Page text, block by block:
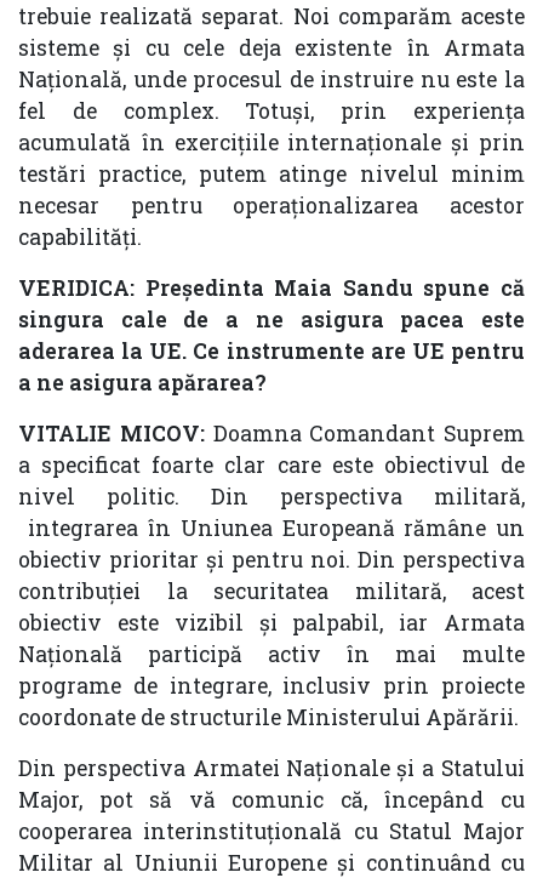
trebuie realizată separat. Noi comparăm aceste
sisteme și cu cele deja existente în Armata
Națională, unde procesul de instruire nu este la
fel de complex. Totuși, prin experiența
acumulată în exercițiile internaționale și prin
testări practice, putem atinge nivelul minim
necesar pentru operaționalizarea acestor
capabilități.
VERIDICA: Președinta Maia Sandu spune că
singura cale de a ne asigura pacea este
aderarea la UE. Ce instrumente are UE pentru
a ne asigura apărarea?
VITALIE MICOV:Doamna Comandant Suprem
a specificat foarte clar care este obiectivul de
nivel politic. Din perspectiva militară,
integrarea în Uniunea Europeană rămâne un
obiectiv prioritar și pentru noi. Din perspectiva
contribuției la securitatea militară, acest
obiectiv este vizibil și palpabil, iar Armata
Națională participă activ în mai multe
programe de integrare, inclusiv prin proiecte
coordonate de structurile Ministerului Apărării.
Din perspectiva Armatei Naționale și a Statului
Major, pot să vă comunic că, începând cu
cooperarea interinstituțională cu Statul Major
Militar al Uniunii Europene și continuând cu